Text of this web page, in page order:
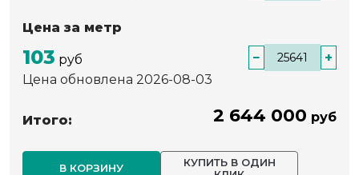
Цена за метр
103 руб −
+
Цена обновлена 2026-08-03
Итого: 2 644 000 руб
В КОРЗИНУ
КУПИТЬ В ОДИН